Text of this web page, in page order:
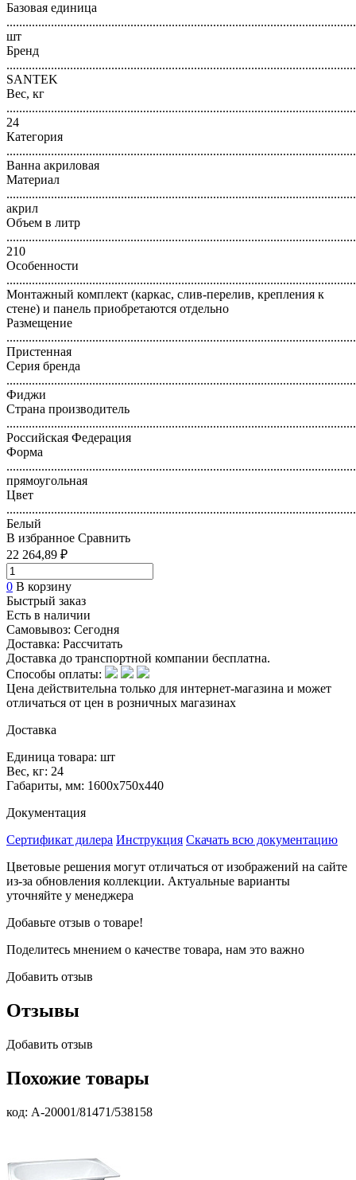
Базовая единица
шт
Бренд
SANTEK
Вес, кг
24
Категория
Ванна акриловая
Материал
акрил
Объем в литр
210
Особенности
Монтажный комплект (каркас, слив-перелив, крепления к
стене) и панель приобретаются отдельно
Размещение
Пристенная
Серия бренда
Фиджи
Страна производитель
Российская Федерация
Форма
прямоугольная
Цвет
Белый
В избранное Сравнить
22 264,89 ₽
0 В корзину
Быстрый заказ
Есть в наличии
Самовывоз: Сегодня
Доставка: Рассчитать
Доставка до транспортной компании бесплатна.
Способы оплаты:
Цена действительна только для интернет-магазина и может
отличаться от цен в розничных магазинах
Доставка
Единица товара: шт
Вес, кг: 24
Габариты, мм: 1600х750х440
Документация
Сертификат дилера Инструкция Скачать всю документацию
Цветовые решения могут отличаться от изображений на сайте
из-за обновления коллекции. Актуальные варианты
уточняйте у менеджера
Добавьте отзыв о товаре!
Поделитесь мнением о качестве товара, нам это важно
Добавить отзыв
Отзывы
Добавить отзыв
Похожие товары
код: А-20001/81471/538158